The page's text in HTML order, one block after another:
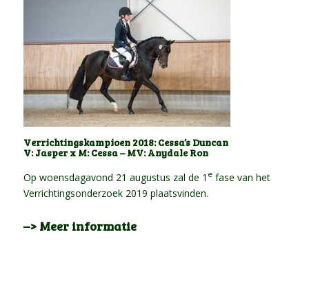
Verrichtingskampioen 2018: Cessa’s Duncan
V: Jasper x M: Cessa – MV: Anydale Ron
Op woensdagavond 21 augustus zal de 1 efase van het
Verrichtingsonderzoek 2019 plaatsvinden.
–> Meer informatie